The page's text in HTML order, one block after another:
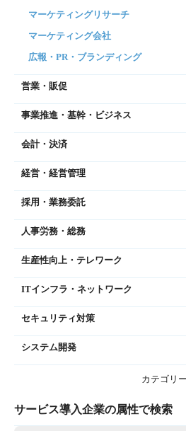
マーケティングリサーチ
マーケティング会社
広報・PR・ブランディング
営業・販促
事業推進・基幹・ビジネス
会計・決済
経営・経営管理
採用・業務委託
人事労務・総務
生産性向上・テレワーク
ITインフラ・ネットワーク
セキュリティ対策
システム開発
カテゴリ
サービス導入企業の属性で検索